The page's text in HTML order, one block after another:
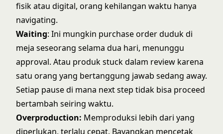
fisik atau digital, orang kehilangan waktu hanya
navigating.
Waiting: Ini mungkin purchase order duduk di
meja seseorang selama dua hari, menunggu
approval. Atau produk stuck dalam review karena
satu orang yang bertanggung jawab sedang away.
Setiap pause di mana next step tidak bisa proceed
bertambah seiring waktu.
Overproduction: Memproduksi lebih dari yang
diperlukan, terlalu cepat. Bayangkan mencetak